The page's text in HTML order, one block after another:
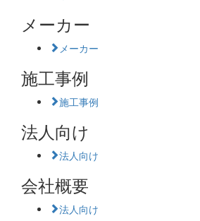
メーカー
メーカー
施工事例
施工事例
法人向け
法人向け
会社概要
法人向け